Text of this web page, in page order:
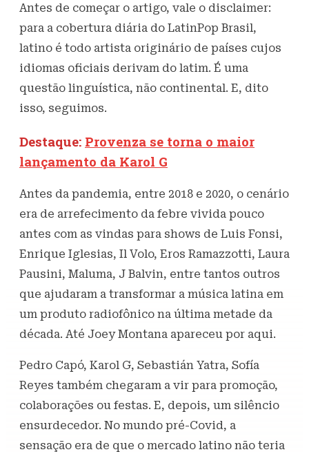
Antes de começar o artigo, vale o disclaimer:
para a cobertura diária do LatinPop Brasil,
latino é todo artista originário de países cujos
idiomas oficiais derivam do latim. É uma
questão linguística, não continental. E, dito
isso, seguimos.
Destaque: Provenza se torna o maior
lançamento da Karol G
Antes da pandemia, entre 2018 e 2020, o cenário
era de arrefecimento da febre vivida pouco
antes com as vindas para shows de Luis Fonsi,
Enrique Iglesias, Il Volo, Eros Ramazzotti, Laura
Pausini, Maluma, J Balvin, entre tantos outros
que ajudaram a transformar a música latina em
um produto radiofônico na última metade da
década. Até Joey Montana apareceu por aqui.
Pedro Capó, Karol G, Sebastián Yatra, Sofía
Reyes também chegaram a vir para promoção,
colaborações ou festas. E, depois, um silêncio
ensurdecedor. No mundo pré-Covid, a
sensação era de que o mercado latino não teria